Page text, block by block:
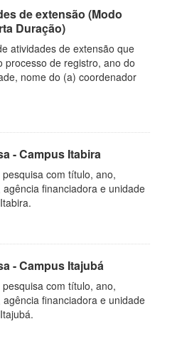
de extensão (Modo
Duração)
atividades de extensão que
processo de registro, ano do
nome do (a) coordenador
- Campus Itabira
com título, ano,
financiadora e unidade
- Campus Itajubá
com título, ano,
financiadora e unidade